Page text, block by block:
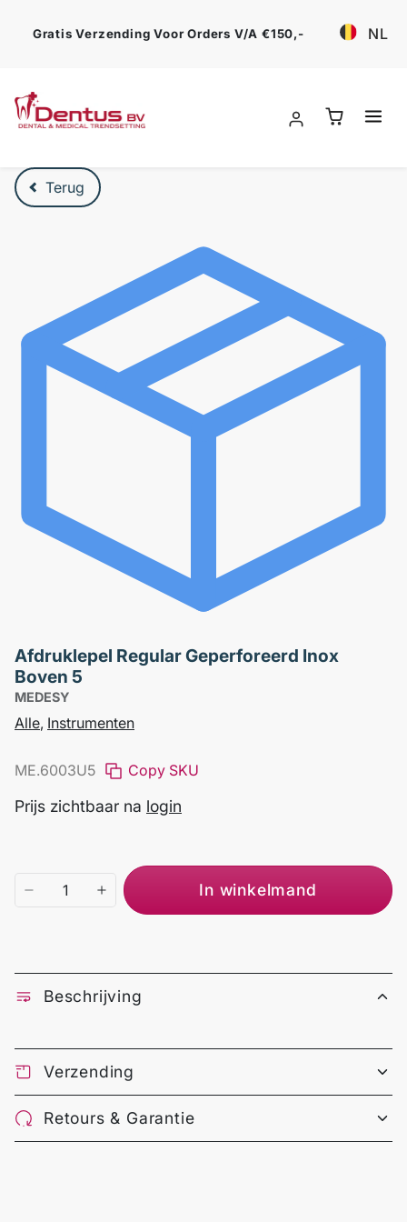
Gratis Verzending Voor Orders V/a €150,- NL
Verder naar product beschrijving
Terug
Afdruklepel Regular Geperforeerd Inox
Boven 5
MEDESY
Alle, Instrumenten
ME.6003U5 Copy SKU
Prijs zichtbaar na login
In winkelmand
Beschrijving
Verzending
Retours & Garantie